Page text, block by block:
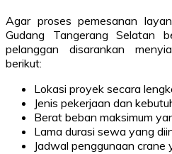
Agar proses pemesanan
Gudang Tangerang Selatan
pelanggan disarankan
berikut:
Lokasi proyek secara
Jenis pekerjaan dan
Berat beban maksimum
Lama durasi sewa yang
Jadwal penggunaan crane